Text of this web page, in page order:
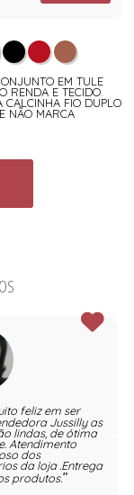
EM TULE
RENDA E TECIDO.
CALCINHA FIO DUPLO
NÃO MARCA
feliz em ser
Jussilly as
lindas, de ótima
Atendimento
dos
da loja .Entrega
produtos.